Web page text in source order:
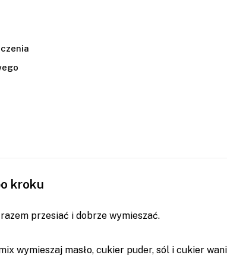
kroku
przesiać i dobrze wymieszać.
wymieszaj masło, cukier puder, sól i cukier